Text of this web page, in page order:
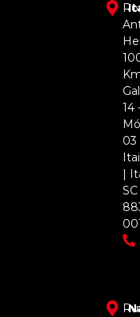
14
03
|
SC |
001